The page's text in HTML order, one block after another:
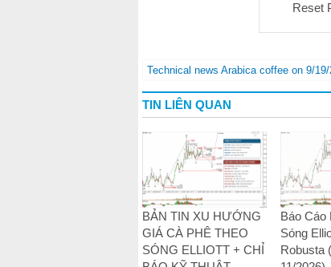
Reset
Technical news Arabica coffee on 9/19/
TIN LIÊN QUAN
BẢN TIN XU HƯỚNG
GIÁ CÀ PHÊ THEO
SÓNG ELLIOTT + CHỈ
Báo Cáo
Sóng
Robusta